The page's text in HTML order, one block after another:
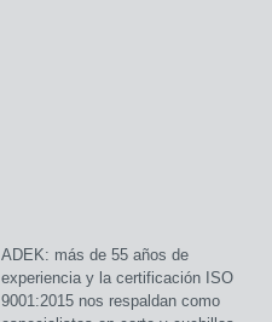
ADEK: más de 55 años de
experiencia y la certificación ISO
9001:2015 nos respaldan como